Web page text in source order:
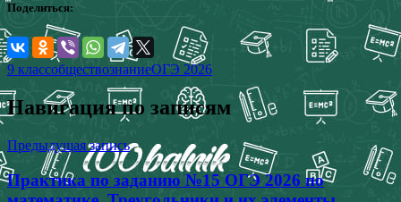
Поделиться:
9 классобществознаниеОГЭ 2026
Навигация по записям
Предыдущая запись
Практика по заданию №15 ОГЭ 2026 по